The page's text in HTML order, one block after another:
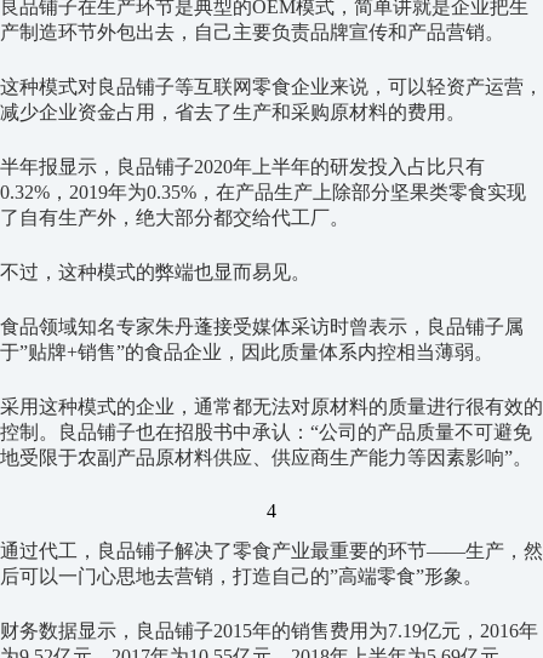
良品铺子在生产环节是典型的OEM模式，简单讲就是企业把生
产制造环节外包出去，自己主要负责品牌宣传和产品营销。
这种模式对良品铺子等互联网零食企业来说，可以轻资产运营，
减少企业资金占用，省去了生产和采购原材料的费用。
半年报显示，良品铺子2020年上半年的研发投入占比只有
0.32%，2019年为0.35%，在产品生产上除部分坚果类零食实现
了自有生产外，绝大部分都交给代工厂。
不过，这种模式的弊端也显而易见。
食品领域知名专家朱丹蓬接受媒体采访时曾表示，良品铺子属
于”贴牌+销售”的食品企业，因此质量体系内控相当薄弱。
采用这种模式的企业，通常都无法对原材料的质量进行很有效的
控制。良品铺子也在招股书中承认：“公司的产品质量不可避免
地受限于农副产品原材料供应、供应商生产能力等因素影响”。
4
通过代工，良品铺子解决了零食产业最重要的环节——生产，然
后可以一门心思地去营销，打造自己的”高端零食”形象。
财务数据显示，良品铺子2015年的销售费用为7.19亿元，2016年